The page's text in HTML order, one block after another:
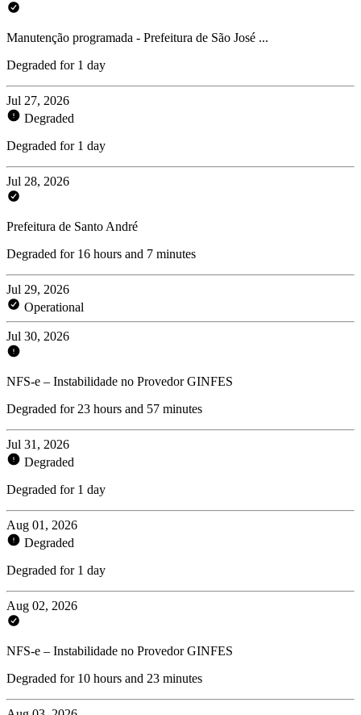
Manutenção programada - Prefeitura de São José ...
Degraded for 1 day
Jul 27, 2026
Degraded
Degraded for 1 day
Jul 28, 2026
Prefeitura de Santo André
Degraded for 16 hours and 7 minutes
Jul 29, 2026
Operational
Jul 30, 2026
NFS-e – Instabilidade no Provedor GINFES
Degraded for 23 hours and 57 minutes
Jul 31, 2026
Degraded
Degraded for 1 day
Aug 01, 2026
Degraded
Degraded for 1 day
Aug 02, 2026
NFS-e – Instabilidade no Provedor GINFES
Degraded for 10 hours and 23 minutes